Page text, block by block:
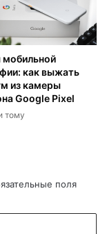
как выжать
из камеры
Google Pixel
тому
поля